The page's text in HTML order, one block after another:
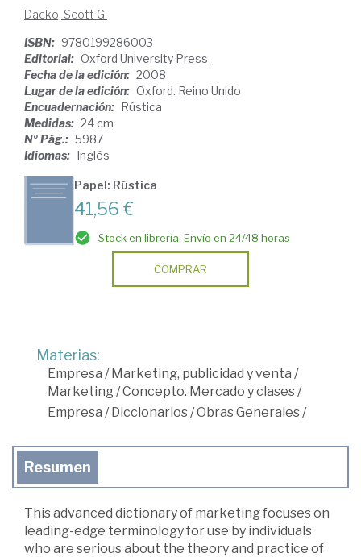
Dacko, Scott G.
ISBN: 9780199286003
Editorial: Oxford University Press
Fecha de la edición: 2008
Lugar de la edición: Oxford. Reino Unido
Encuadernación: Rústica
Medidas: 24 cm
Nº Pág.: 5987
Idiomas: Inglés
Papel: Rústica
41,56 €
Stock en librería. Envío en 24/48 horas
COMPRAR
Materias:
Empresa /Marketing, publicidad y venta /
Marketing/Concepto. Mercado y clases/
Empresa /Diccionarios/Obras Generales/
Resumen
This advanced dictionary of marketing focuses on
leading-edge terminology for use by individuals
who are serious about the theory and practice of